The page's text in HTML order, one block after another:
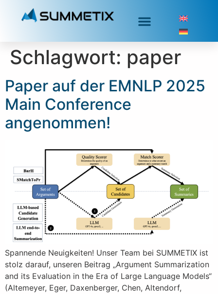
Schlagwort: paper
Paper auf der EMNLP 2025
Main Conference
angenommen!
Spannende Neuigkeiten! Unser Team bei SUMMETIX ist
stolz darauf, unseren Beitrag „Argument Summarization
and its Evaluation in the Era of Large Language Models“
(Altemeyer, Eger, Daxenberger, Chen, Altendorf,